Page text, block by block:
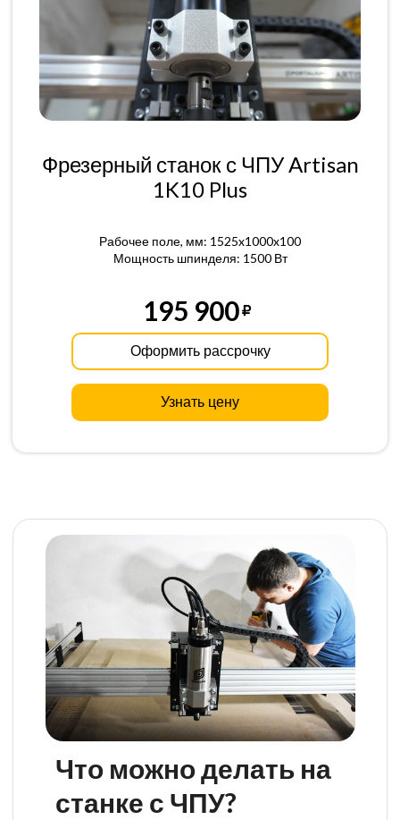
Фрезерный станок с ЧПУ Artisan
1K10 Plus
Рабочее поле, мм: 1525x1000x100
Мощность шпинделя: 1500 Вт
195 900
Оформить рассрочку
Узнать цену
Что можно делать на
станке с ЧПУ?